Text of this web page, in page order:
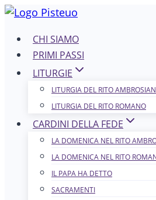
Salta
contenutoCHI SIAMO
PRIMI PASSI
LITURGIE
LITURGIA DEL RITO
LITURGIA DEL RITO ROMANO
CARDINI DELLA FEDE
LA DOMENICA NEL R​​​​​​ITO
LA DOMENICA NEL RITO
IL PAPA HA DETTO
SACRAMENTI